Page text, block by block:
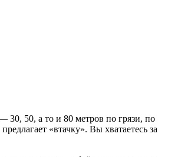
30, 50, а то и 80 метров по грязи, по
«втачку». Вы хватаетесь за